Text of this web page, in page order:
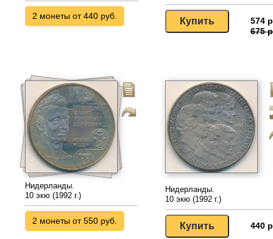
2 монеты от 440 руб.
574
675
Нидерланды.
10 экю (1992 г.)
2 монеты от 550 руб.
Нидерланды.
10 экю (1992 г.)
440